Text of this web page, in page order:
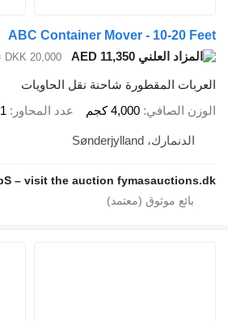
ABC Container Mover - 10-20 Feet
DKK 20,000
العربات المقطورة شاحنة نقل الحاويات
الوزن الصافي 4,000 كجم عدد المحاور 1
الدنمارك، Sønderjylland